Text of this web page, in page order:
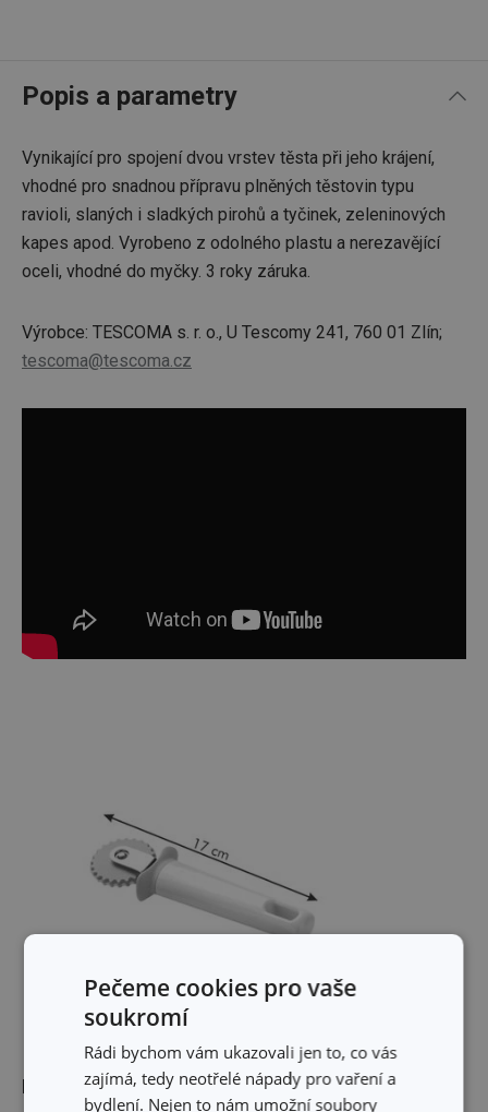
Popis a parametry
Vynikající pro spojení dvou vrstev těsta při jeho krájení,
vhodné pro snadnou přípravu plněných těstovin typu
ravioli, slaných i sladkých pirohů a tyčinek, zeleninových
kapes apod. Vyrobeno z odolného plastu a nerezavějící
oceli, vhodné do myčky. 3 roky záruka.
Výrobce: TESCOMA s. r. o., U Tescomy 241, 760 01 Zlín;
tescoma@tescoma.cz
Rozměry
Pečeme cookies pro vaše
soukromí
Rádi bychom vám ukazovali jen to, co vás
zajímá, tedy neotřelé nápady pro vaření a
bydlení. Nejen to nám umožní soubory